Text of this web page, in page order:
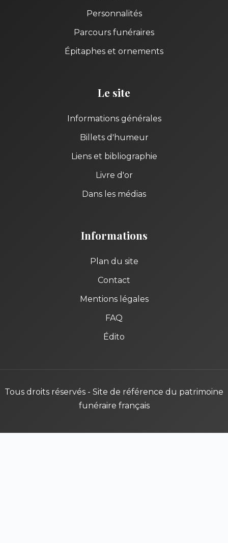
Personnalités
Parcours funéraires
Épitaphes et ornements
Le site
Informations générales
Billets d'humeur
Liens et bibliographie
Livre d'or
Dans les médias
Informations
Plan du site
Contact
Mentions légales
FAQ
Édito
Tous droits réservés - Site de référence du patrimoine
funéraire français